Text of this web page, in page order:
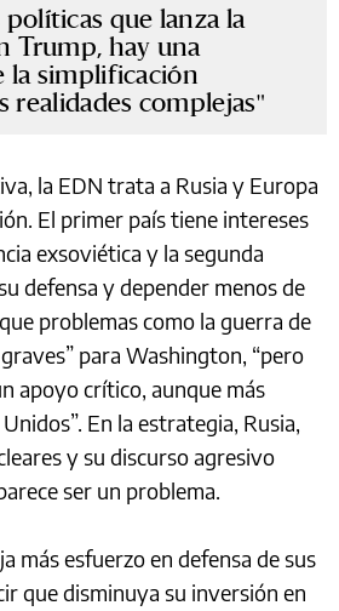
que lanza la
Trump, hay una
la simplificación
realidades complejas
la EDN trata a Rusia y Europa
El primer país tiene intereses
exsoviética y la segunda
defensa y depender menos de
problemas como la guerra de
para Washington, “pero
apoyo crítico, aunque más
En la estrategia, Rusia,
y su discurso agresivo
ser un problema.
más esfuerzo en defensa de sus
que disminuya su inversión en